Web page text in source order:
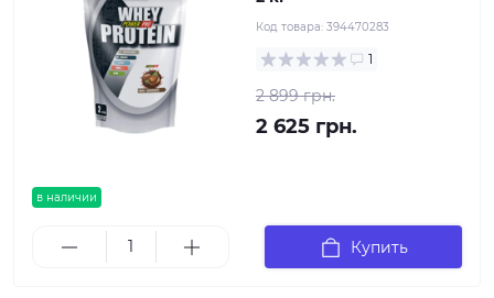
в наличии
Код товара: 394470283
1
2 899 грн.
2 625 грн.
Купить